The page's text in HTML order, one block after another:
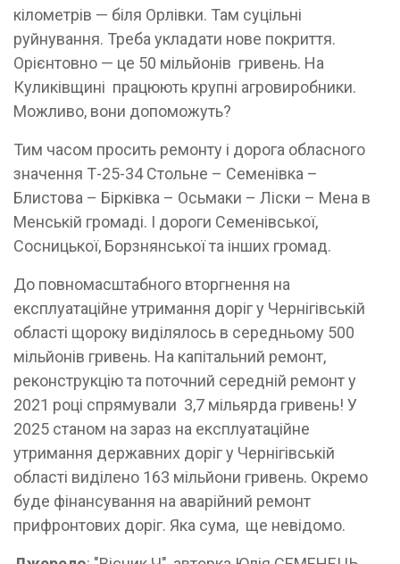
кілометрів — біля Орлівки. Там суцільні
руйнування. Треба укладати нове покриття.
Орієнтовно — це 50 мільйонів гривень. На
Куликівщині працюють крупні агровиробники.
Можливо, вони допоможуть?
Тим часом просить ремонту і дорога обласного
значення Т-25-34 Стольне – Семенівка –
Блистова – Бірківка – Осьмаки – Ліски – Мена в
Менській громаді. І дороги Семенівської,
Сосницької, Борзнянської та інших громад.
До повномасштабного вторгнення на
експлуатаційне утримання доріг у Чернігівській
області щороку виділялось в середньому 500
мільйонів гривень. На капітальний ремонт,
реконструкцію та поточний середній ремонт у
2021 році спрямували 3,7 мільярда гривень! У
2025 станом на зараз на експлуатаційне
утримання державних доріг у Чернігівській
області виділено 163 мільйони гривень. Окремо
буде фінансування на аварійний ремонт
прифронтових доріг. Яка сума, ще невідомо.